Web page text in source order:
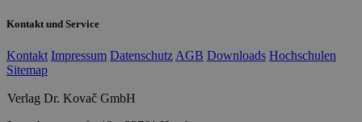
Kontakt und Service
Kontakt Impressum Datenschutz AGB Downloads Hochschulen
Sitemap
Verlag Dr. Kovač GmbH